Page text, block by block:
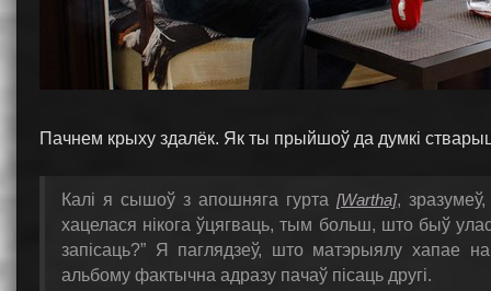
Пачнем крыху здалёк. Як ты прыйшоў да думкі
Калі я сышоў з апошняга гурта [Wartha],
хацелася нікога ўцягваць, тым больш, што быў
запісаць?” Я паглядзеў, што матэрыялу хапае
альбому фактычна адразу пачаў пісаць другі.